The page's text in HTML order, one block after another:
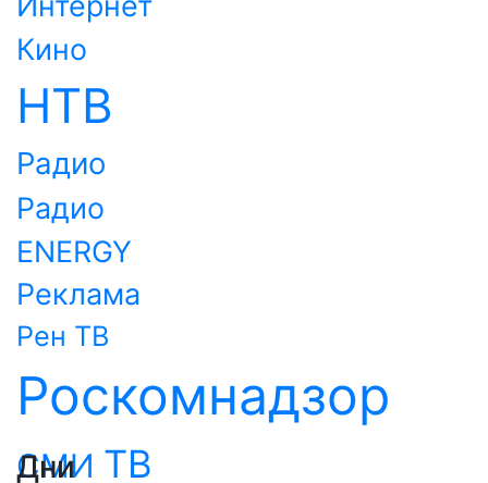
Кино
НТВ
Радио
Радио
ENERGY
Реклама
Рен ТВ
Роскомнадзор
СМИ ТВ
Дни